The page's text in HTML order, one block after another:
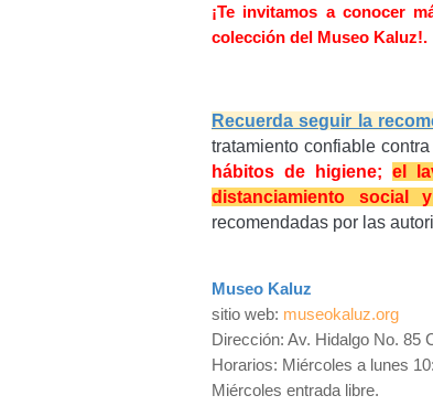
¡Te invitamos a conocer
colección del Museo Kaluz!.
Recuerda seguir la
tratamiento confiable contra
hábitos de higiene;
el
distanciamiento
recomendadas por las
Museo Kaluz
sitio web: museokaluz.org
Dirección: Av. Hidalgo No. 85
Horarios: Miércoles a lunes
Miércoles entrada libre.